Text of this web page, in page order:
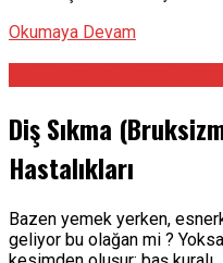
Okumaya Devam
Diş Sıkma
Hastalıkları
Bazen yemek yerken,
geliyor bu olağan mi ?